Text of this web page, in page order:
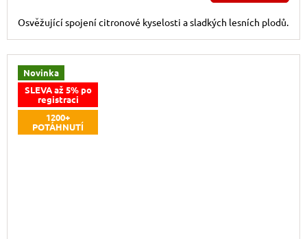
Osvěžující spojení citronové kyselosti a sladkých lesních plodů.
Novinka
SLEVA až 5% po
registraci
1200+
POTÁHNUTÍ